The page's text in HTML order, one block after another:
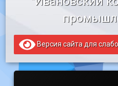
Версия сайта для